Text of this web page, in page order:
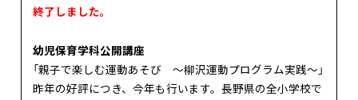
終了しました。
幼児保育学科公開講座
「親子で楽しむ運動あそび ～柳沢運動プログラム実践～」
昨年の好評につき、今年も行います。長野県の全小学校で